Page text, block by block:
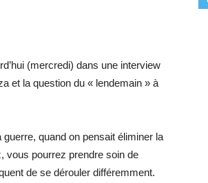
(mercredi) dans une interview
et la question du « lendemain » à
guerre, quand on pensait éliminer la
vous pourrez prendre soin de
de se dérouler différemment.